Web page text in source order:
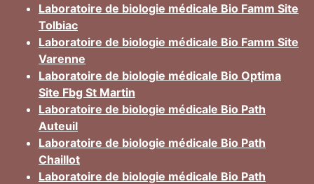
Laboratoire de biologie médicale Bio Famm Site
Tolbiac
Laboratoire de biologie médicale Bio Famm Site
Varenne
Laboratoire de biologie médicale Bio Optima
Site Fbg St Martin
Laboratoire de biologie médicale Bio Path
Auteuil
Laboratoire de biologie médicale Bio Path
Chaillot
Laboratoire de biologie médicale Bio Path